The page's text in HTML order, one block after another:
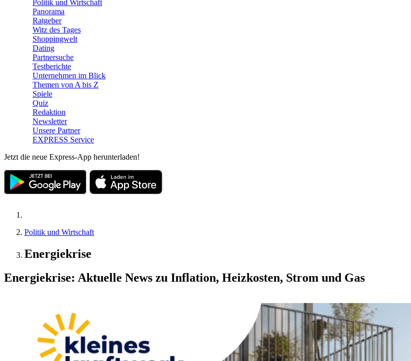
Politik und Wirtschaft
Panorama
Ratgeber
Witz des Tages
Shoppingwelt
Dating
Partnersuche
Testberichte
Unternehmen im Blick
Themen von A bis Z
Spiele
Quiz
Redaktion
Newsletter
Unsere Partner
EXPRESS Service
Jetzt die neue Express-App herunterladen!
Politik und Wirtschaft
Energiekrise
Energiekrise: Aktuelle News zu Inflation, Heizkosten, Strom und Gas